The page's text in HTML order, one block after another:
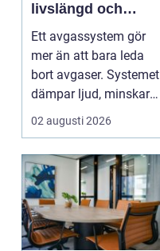
livslängd och
smarta val för
bilägare
Ett avgassystem gör
mer än att bara leda
bort avgaser. Systemet
dämpar ljud, minskar
...
02 augusti 2026